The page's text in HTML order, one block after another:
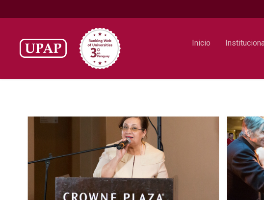
Inicio